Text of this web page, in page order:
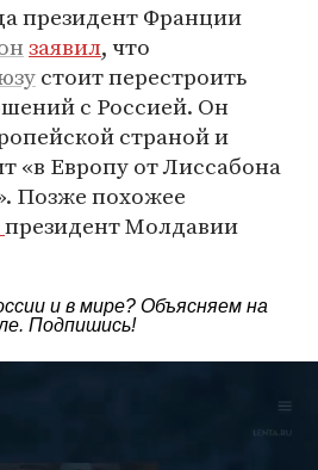
президент Франции
заявил, что
стоит перестроить
с Россией. Он
страной и
«в Европу от Лиссабона
Позже похожее
президент Молдавии
и в мире? Объясняем на
. Подпишись!